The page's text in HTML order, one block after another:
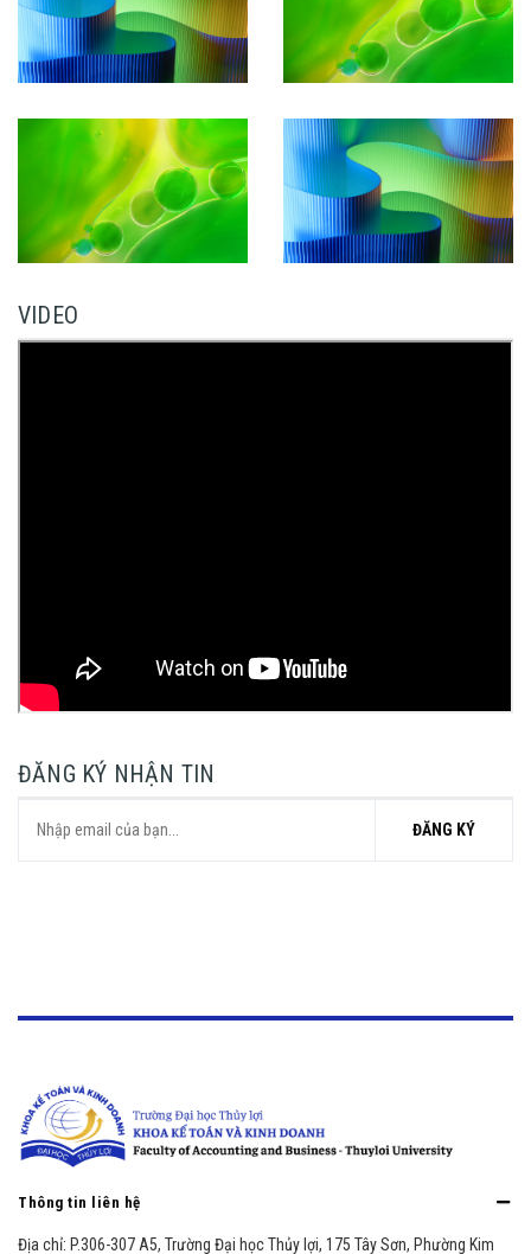
VIDEO
ĐĂNG KÝ NHẬN TIN
ĐĂNG KÝ
Thông tin liên hệ
Địa chỉ: P.306-307 A5, Trường Đại học Thủy lợi, 175 Tây Sơn, Phường Kim